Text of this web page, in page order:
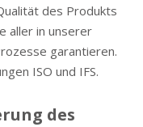
des Produkts
aller in unserer
garantieren.
ISO und IFS.
des